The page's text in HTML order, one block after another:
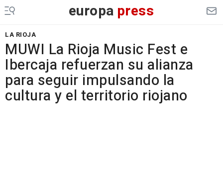
europa press
LA RIOJA
MUWI La Rioja Music Fest e
Ibercaja refuerzan su alianza
para seguir impulsando la
cultura y el territorio riojano